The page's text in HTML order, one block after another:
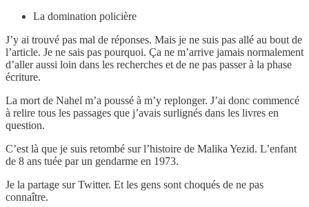
La domination policière
J’y ai trouvé pas mal de réponses. Mais je ne suis pas allé au bout de
l’article. Je ne sais pas pourquoi. Ça ne m’arrive jamais normalement
d’aller aussi loin dans les recherches et de ne pas passer à la phase
écriture.
La mort de Nahel m’a poussé à m’y replonger. J’ai donc commencé
à relire tous les passages que j’avais surlignés dans les livres en
question.
C’est là que je suis retombé sur l’histoire de Malika Yezid. L’enfant
de 8 ans tuée par un gendarme en 1973.
Je la partage sur Twitter. Et les gens sont choqués de ne pas
connaître.